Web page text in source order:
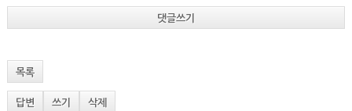
댓글쓰기
목록
답변 쓰기 삭제